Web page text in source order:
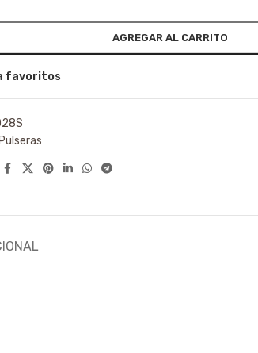
AGREGAR AL CARRITO
favoritos
Pulseras